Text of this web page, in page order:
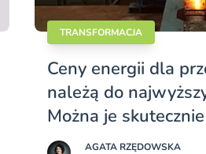
TRANSFORMACJA
Ceny energii dla
należą do
Można je
AGATA RZĘDOWSKA